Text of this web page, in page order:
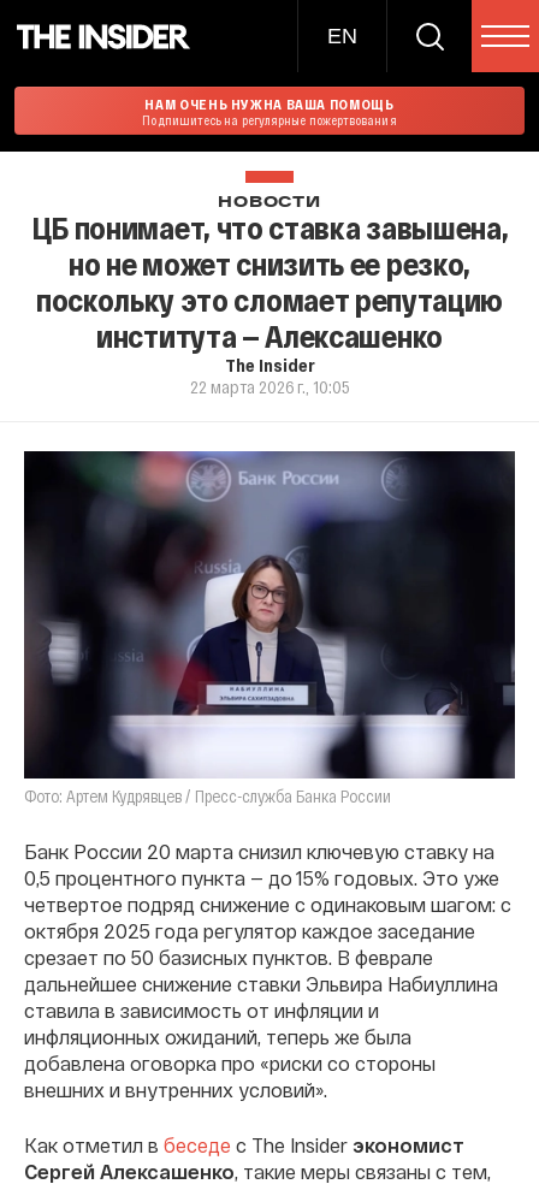
EN
НАМ ОЧЕНЬ НУЖНА ВАША ПОМОЩЬ
Подпишитесь на регулярные пожертвования
НОВОСТИ
ЦБ понимает, что ставка завышена,
но не может снизить ее резко,
поскольку это сломает репутацию
института — Алексашенко
The Insider
22 марта 2026 г., 10:05
Фото: Артем Кудрявцев / Пресс-служба Банка России
Банк России 20 марта снизил ключевую ставку на
0,5 процентного пункта — до 15% годовых. Это уже
четвертое подряд снижение с одинаковым шагом: с
октября 2025 года регулятор каждое заседание
срезает по 50 базисных пунктов. В феврале
дальнейшее снижение ставки Эльвира Набиуллина
ставила в зависимость от инфляции и
инфляционных ожиданий, теперь же была
добавлена оговорка про «риски со стороны
внешних и внутренних условий».
Как отметил в беседе с The Insider экономист
Сергей Алексашенко, такие меры связаны с тем,